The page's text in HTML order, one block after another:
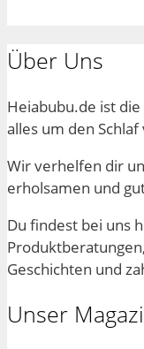
Über Uns
Heiabubu.de ist
alles um den
Wir verhelfen dir
erholsamen und
Du findest bei uns
Geschichten und
Unser